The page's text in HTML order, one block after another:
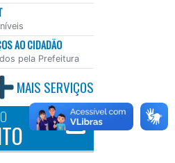
AO CIDADÃO
pela Prefeitura
MAIS SERVIÇOS